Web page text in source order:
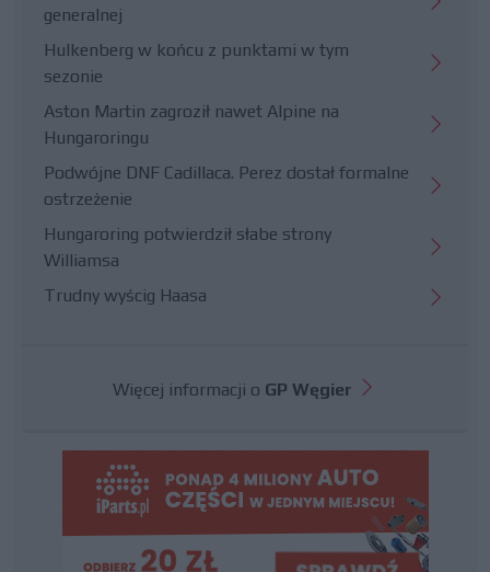
generalnej
Hulkenberg w końcu z punktami w tym
sezonie
Aston Martin zagroził nawet Alpine na
Hungaroringu
Podwójne DNF Cadillaca. Perez dostał formalne
ostrzeżenie
Hungaroring potwierdził słabe strony
Williamsa
Trudny wyścig Haasa
Więcej informacji o GP Węgier